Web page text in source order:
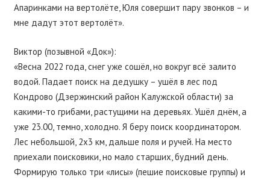
Апаринками на вертолёте, Юля совершит пару звонков – и
мне дадут этот вертолёт».
Виктор (позывной «Док»):
«Весна 2022 года, снег уже сошёл, но вокруг всё залито
водой. Падает поиск на дедушку – ушёл в лес под
Кондрово (Дзержинский район Калужской области) за
какими-то грибами, растущими на деревьях. Ушёл днём, а
уже 23.00, темно, холодно. Я беру поиск координатором.
Лес небольшой, 2х3 км, дальше поля и ручей. На место
приехали поисковики, но мало старших, будний день.
Формирую только три «лисы» (пешие поисковые группы) и